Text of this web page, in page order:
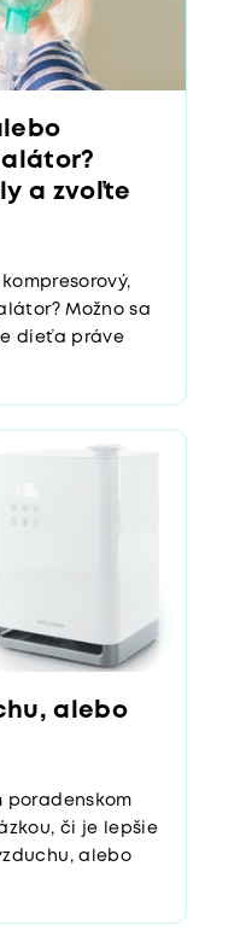
a zvoľte
Možno sa
dieťa práve
alebo
poradenskom
či je lepšie
alebo